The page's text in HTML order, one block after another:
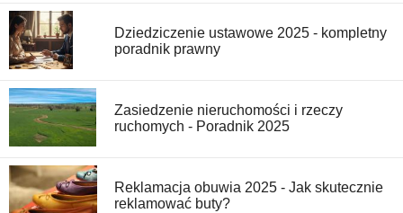
Dziedziczenie ustawowe 2025 - kompletny
poradnik prawny
Zasiedzenie nieruchomości i rzeczy
ruchomych - Poradnik 2025
Reklamacja obuwia 2025 - Jak skutecznie
reklamować buty?